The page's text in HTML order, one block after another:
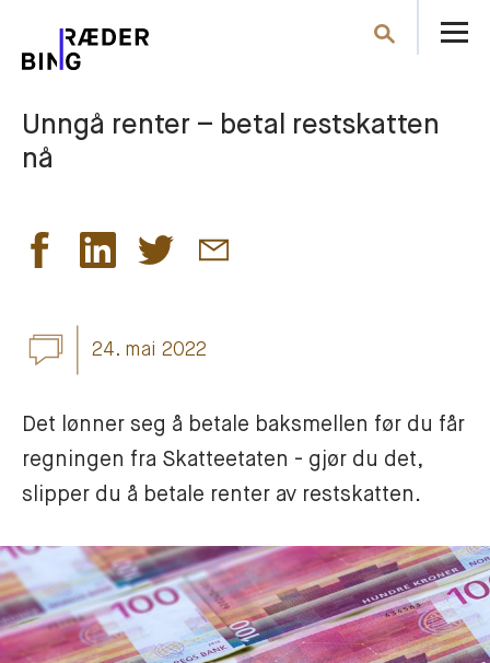
Søk
Unngå renter – betal restskatten
nå
24. mai 2022
Det lønner seg å betale baksmellen før du får
regningen fra Skatteetaten - gjør du det,
slipper du å betale renter av restskatten.